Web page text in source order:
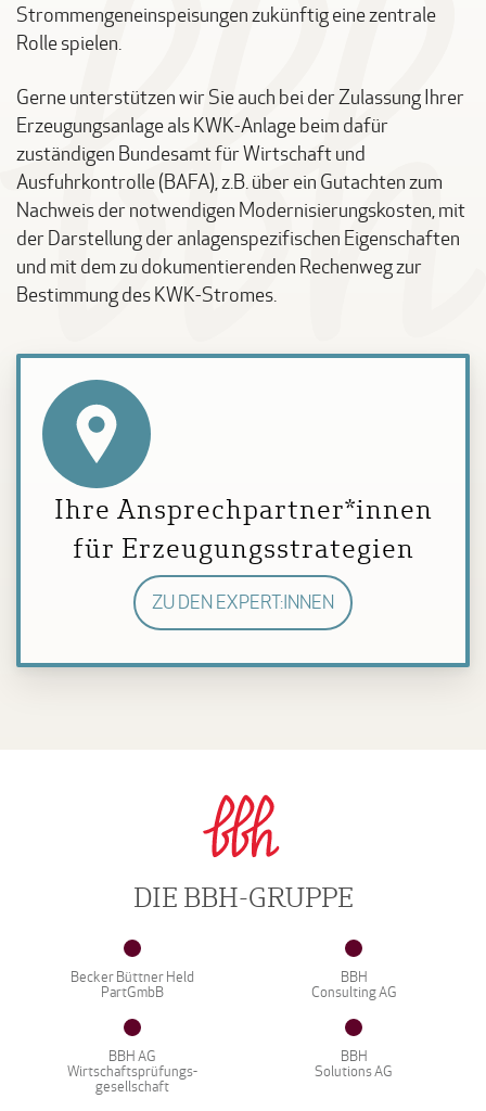
Strommengeneinspeisungen zukünftig eine zentrale
Rolle spielen.
Gerne unterstützen wir Sie auch bei der Zulassung Ihrer
Erzeugungsanlage als KWK-Anlage beim dafür
zuständigen Bundesamt für Wirtschaft und
Ausfuhrkontrolle (BAFA), z.B. über ein Gutachten zum
Nachweis der notwendigen Modernisierungskosten, mit
der Darstellung der anlagenspezifischen Eigenschaften
und mit dem zu dokumentierenden Rechenweg zur
Bestimmung des KWK-Stromes.
Ihre Ansprechpartner*innen
für Erzeugungsstrategien
ZU DEN EXPERT:INNEN
DIE BBH-GRUPPE
Becker Büttner Held
PartGmbB
BBH
Consulting AG
BBH AG
Wirtschaftsprüfungs-
gesellschaft
BBH
Solutions AG